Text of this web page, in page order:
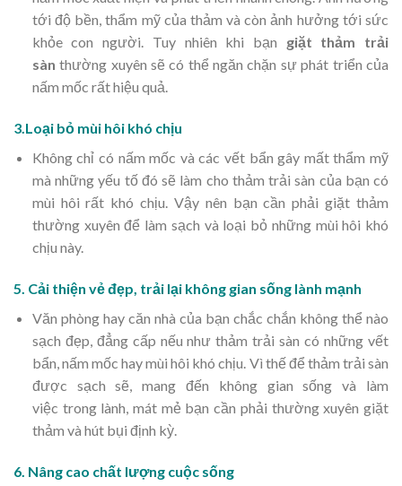
tới độ bền, thẩm mỹ của thảm và còn ảnh hưởng tới sức
khỏe con người. Tuy nhiên khi bạn giặt thảm trải
sàn thường xuyên sẽ có thể ngăn chặn sự phát triển của
nấm mốc rất hiệu quả.
3.Loại bỏ mùi hôi khó chịu
Không chỉ có nấm mốc và các vết bẩn gây mất thẩm mỹ
mà những yếu tố đó sẽ làm cho thảm trải sàn của bạn có
mùi hôi rất khó chịu. Vậy nên bạn cần phải giặt thảm
thường xuyên để làm sạch và loại bỏ những mùi hôi khó
chịu này.
5. Cải thiện vẻ đẹp, trải lại không gian sống lành mạnh
Văn phòng hay căn nhà của bạn chắc chắn không thể nào
sạch đẹp, đẳng cấp nếu như thảm trải sàn có những vết
bẩn, nấm mốc hay mùi hôi khó chịu. Vì thế để thảm trải sàn
được sạch sẽ, mang đến không gian sống và làm
việc trong lành, mát mẻ bạn cần phải thường xuyên giặt
thảm và hút bụi định kỳ.
6. Nâng cao chất lượng cuộc sống